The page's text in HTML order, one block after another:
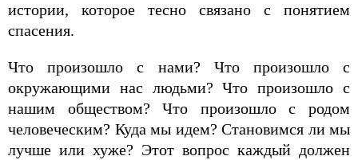
истории, которое тесно связано с понятием
спасения.
Что произошло с нами? Что произошло с
окружающими нас людьми? Что произошло с
нашим обществом? Что произошло с родом
человеческим? Куда мы идем? Становимся ли мы
лучше или хуже? Этот вопрос каждый должен